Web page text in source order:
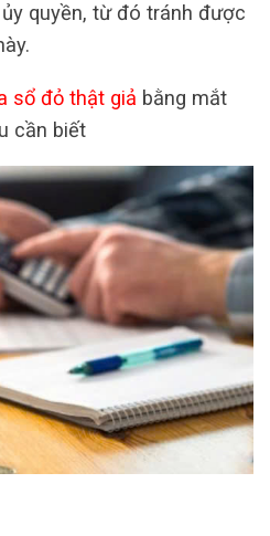
quyền, từ đó tránh được
sổ đỏ thật giả bằng mắt
cần biết